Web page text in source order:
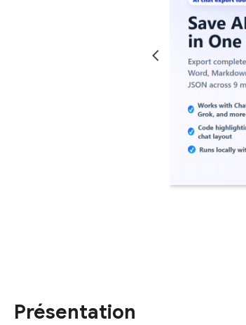
Présentation